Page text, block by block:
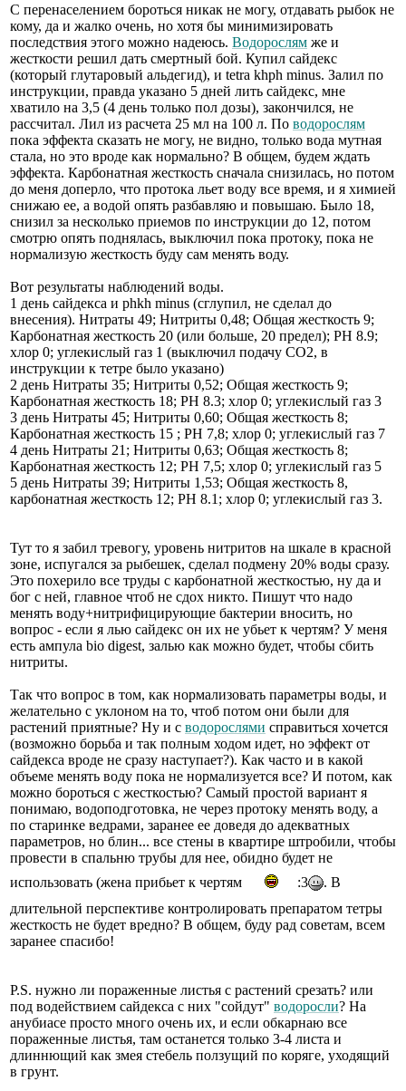
С перенаселением бороться никак не могу, отдавать рыбок не
кому, да и жалко очень, но хотя бы минимизировать
последствия этого можно надеюсь. Водорослям же и
жесткости решил дать смертный бой. Купил сайдекс
(который глутаровый альдегид), и tetra khph minus. Залил по
инструкции, правда указано 5 дней лить сайдекс, мне
хватило на 3,5 (4 день только пол дозы), закончился, не
рассчитал. Лил из расчета 25 мл на 100 л. По водорослям
пока эффекта сказать не могу, не видно, только вода мутная
стала, но это вроде как нормально? В общем, будем ждать
эффекта. Карбонатная жесткость сначала снизилась, но потом
до меня доперло, что протока льет воду все время, и я химией
снижаю ее, а водой опять разбавляю и повышаю. Было 18,
снизил за несколько приемов по инструкции до 12, потом
смотрю опять поднялась, выключил пока протоку, пока не
нормализую жесткость буду сам менять воду.
Вот результаты наблюдений воды.
1 день сайдекса и phkh minus (сглупил, не сделал до
внесения). Нитраты 49; Нитриты 0,48; Общая жесткость 9;
Карбонатная жесткость 20 (или больше, 20 предел); PH 8.9;
хлор 0; углекислый газ 1 (выключил подачу СО2, в
инструкции к тетре было указано)
2 день Нитраты 35; Нитриты 0,52; Общая жесткость 9;
Карбонатная жесткость 18; PH 8.3; хлор 0; углекислый газ 3
3 день Нитраты 45; Нитриты 0,60; Общая жесткость 8;
Карбонатная жесткость 15 ; PH 7,8; хлор 0; углекислый газ 7
4 день Нитраты 21; Нитриты 0,63; Общая жесткость 8;
Карбонатная жесткость 12; PH 7,5; хлор 0; углекислый газ 5
5 день Нитраты 39; Нитриты 1,53; Общая жесткость 8,
карбонатная жесткость 12; PH 8.1; хлор 0; углекислый газ 3.
Тут то я забил тревогу, уровень нитритов на шкале в красной
зоне, испугался за рыбешек, сделал подмену 20% воды сразу.
Это похерило все труды с карбонатной жесткостью, ну да и
бог с ней, главное чтоб не сдох никто. Пишут что надо
менять воду+нитрифицирующие бактерии вносить, но
вопрос - если я лью сайдекс он их не убьет к чертям? У меня
есть ампула bio digest, залью как можно будет, чтобы сбить
нитриты.
Так что вопрос в том, как нормализовать параметры воды, и
желательно с уклоном на то, чтоб потом они были для
растений приятные? Ну и с водорослями справиться хочется
(возможно борьба и так полным ходом идет, но эффект от
сайдекса вроде не сразу наступает?). Как часто и в какой
объеме менять воду пока не нормализуется все? И потом, как
можно бороться с жесткостью? Самый простой вариант я
понимаю, водоподготовка, не через протоку менять воду, а
по старинке ведрами, заранее ее доведя до адекватных
параметров, но блин... все стены в квартире штробили, чтобы
провести в спальню трубы для нее, обидно будет не
использовать (жена прибьет к чертям
:3
. В
длительной перспективе контролировать препаратом тетры
жесткость не будет вредно? В общем, буду рад советам, всем
заранее спасибо!
P.S. нужно ли пораженные листья с растений срезать? или
под водействием сайдекса с них "сойдут" водоросли? На
анубиасе просто много очень их, и если обкарнаю все
пораженные листья, там останется только 3-4 листа и
длиннющий как змея стебель ползущий по коряге, уходящий
в грунт.